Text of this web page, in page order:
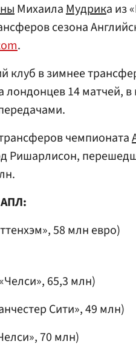
МихаилаМудрика из
сезона
.
клуб в зимнее
лондонцев 14 матчей,
чемпионата
Ришарлисон,
58 млн евро)
65,3 млн)
Cити», 49 млн)
70 млн)